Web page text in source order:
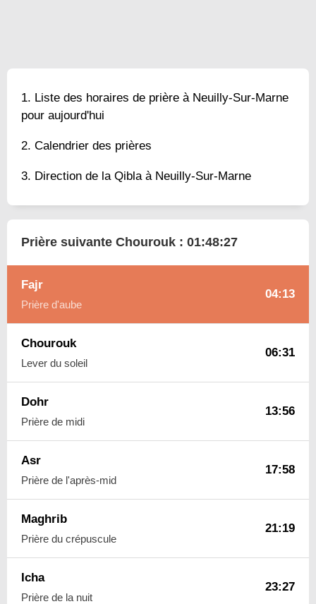
Liste des horaires de prière à Neuilly-Sur-Marne
pour aujourd'hui
Calendrier des prières
Direction de la Qibla à Neuilly-Sur-Marne
Prière suivante Chourouk : 01:48:26
Fajr
Prière d'aube
04:13
Chourouk
Lever du soleil
06:31
Dohr
Prière de midi
13:56
Asr
Prière de l'après-mid
17:58
Maghrib
Prière du crépuscule
21:19
Icha
Prière de la nuit
23:27